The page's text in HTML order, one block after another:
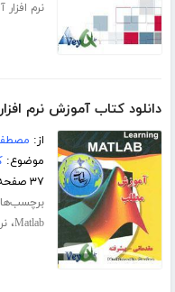
نرم افزار
دانلود کتاب آموزش نرم افزار Matlab
از:
موضوع:
۳۷ صفحه
Matlab،